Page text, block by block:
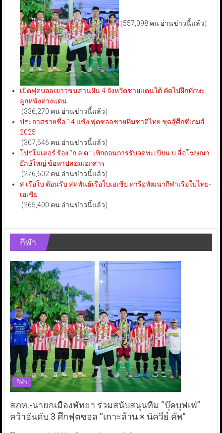
(557,098 คน อ่านข่าวนี้แล้ว)
เปิดฟุตบอลเยาวชนสานฝัน 4 จังหวัดชายแดนใต้ คัดไปฝึกทักษะ
ลูกหนังต่างแดน
(336,270 คน อ่านข่าวนี้แล้ว)
ประกาศรายชื่อ 14 แข้ง ฟุตซอลชายทีมชาติไทย ชุดสู้ศึกซีเกมส์
2025
(307,546 คน อ่านข่าวนี้แล้ว)
โปรโมเตอร์ ร้อง “ก.ล.ต.” เพิกถอนการรับจดทะเบียน บ.สื่อโฆษณา
ยักษ์ใหญ่ ข้อหาปลอมเอกสาร
(276,602 คน อ่านข่าวนี้แล้ว)
ส.เรือใบ ต้อนรับ สหพันธ์เรือใบเอเชีย หารือพัฒนากีฬาเรือใบไทย-
เอเชีย
(265,400 คน อ่านข่าวนี้แล้ว)
กีฬา
กีฬา
สภท.-นายกเมืองพัทยา ร่วมสนับสนุนทีม “บุ๊คบุฟเฟ่”
คว้าอันดับ 3 ศึกฟุตซอล “เกาะล้าน × นัควีย์ คัพ”